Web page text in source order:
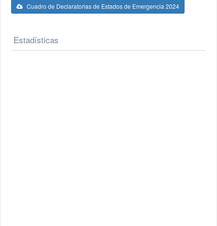
Cuadro de Declaratorias de Estados de Emergencia 2024
Estadísticas